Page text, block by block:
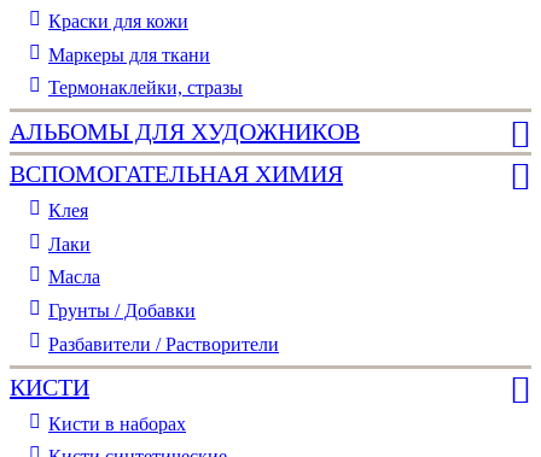
Краски для кожи
Маркеры для ткани
Термонаклейки, стразы
АЛЬБОМЫ ДЛЯ ХУДОЖНИКОВ
ВСПОМОГАТЕЛЬНАЯ ХИМИЯ
Клея
Лаки
Масла
Грунты / Добавки
Разбавители / Растворители
КИСТИ
Кисти в наборах